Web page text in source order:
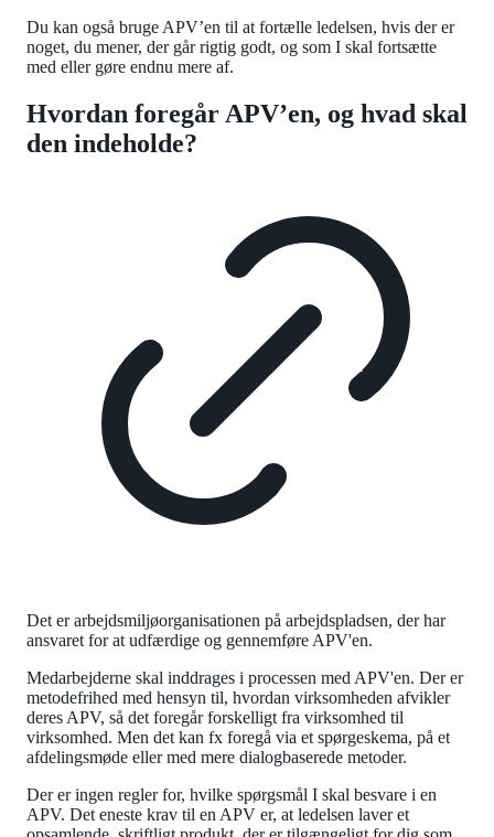
Du kan også bruge APV’en til at fortælle ledelsen, hvis der er
noget, du mener, der går rigtig godt, og som I skal fortsætte
med eller gøre endnu mere af.
Hvordan foregår APV’en, og hvad skal
den indeholde?
Det er arbejdsmiljøorganisationen på arbejdspladsen, der har
ansvaret for at udfærdige og gennemføre APV'en.
Medarbejderne skal inddrages i processen med APV'en. Der er
metodefrihed med hensyn til, hvordan virksomheden afvikler
deres APV, så det foregår forskelligt fra virksomhed til
virksomhed. Men det kan fx foregå via et spørgeskema, på et
afdelingsmøde eller med mere dialogbaserede metoder.
Der er ingen regler for, hvilke spørgsmål I skal besvare i en
APV. Det eneste krav til en APV er, at ledelsen laver et